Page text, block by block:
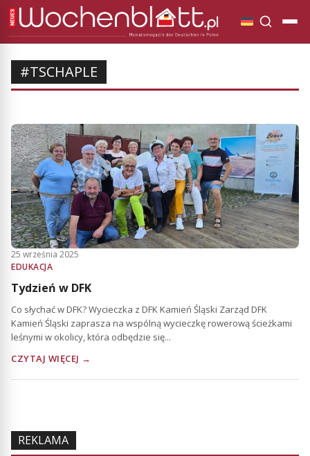
#TSCHAPLE
25 września 2025
EDUKACJA
Tydzień w DFK
Co słychać w DFK? Wycieczka z DFK Kamień Śląski Zarząd DFK
Kamień Śląski zaprasza na wspólną wycieczkę rowerową ścieżkami
leśnymi w okolicy, która odbędzie się...
CZYTAJ WIĘCEJ →
REKLAMA